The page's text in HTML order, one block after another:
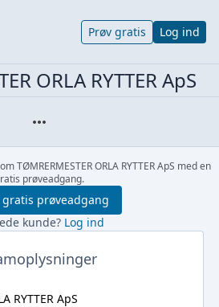
Prøv gratis Log ind
ORLA RYTTER ApS
TØMRERMESTER ORLA RYTTER ApS med en
prøveadgang.
gratis prøveadgang
kunde? Log ind
RYTTER ApS